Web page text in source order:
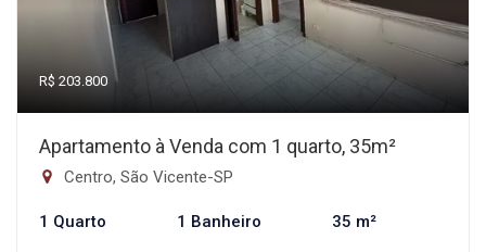
R$ 203.800
Apartamento à Venda com 1 quarto, 35m²
Centro, São Vicente-SP
1 Quarto 1 Banheiro 35 m²